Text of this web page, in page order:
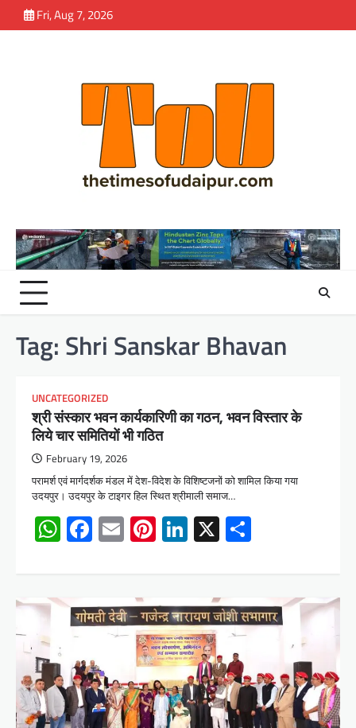
to
Fri, Aug 7, 2026
Tag: Shri Sanskar Bhavan
UNCATEGORIZED
श्री संस्कार भवन कार्यकारिणी का गठन, भवन विस्तार के
लिये चार समितियों भी गठित
February 19, 2026
परामर्श एवं मार्गदर्शक मंडल में देश-विदेश के विशिष्टजनों को शामिल किया गया
उदयपुर। उदयपुर के टाइगर हिल स्थित श्रीमाली समाज…
WhatsApp
Facebook
EmailPinterest
LinkedIn
X